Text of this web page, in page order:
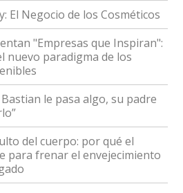
El Negocio de los Cosméticos
"Empresas que Inspiran":
nuevo paradigma de los
le pasa algo, su padre
del cuerpo: por qué el
para frenar el envejecimiento